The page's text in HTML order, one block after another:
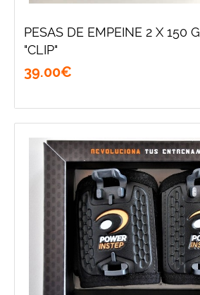
PESAS DE EMPEINE 2 X 150 G SISTEMA
"CLIP"
39.00€